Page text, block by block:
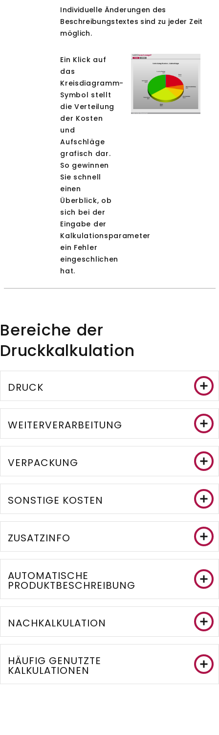
Individuelle Änderungen des
Beschreibungstextes sind zu jeder Zeit
möglich.
Ein Klick auf
das
Kreisdiagramm-
Symbol stellt
die Verteilung
der Kosten
und
Aufschläge
grafisch dar.
So gewinnen
Sie schnell
einen
Überblick, ob
sich bei der
Eingabe der
Kalkulationsparameter
ein Fehler
eingeschlichen
hat.
Bereiche der
Druckkalkulation
DRUCK
WEITERVERARBEITUNG
VERPACKUNG
SONSTIGE KOSTEN
ZUSATZINFO
AUTOMATISCHE
PRODUKTBESCHREIBUNG
NACHKALKULATION
HÄUFIG GENUTZTE
KALKULATIONEN